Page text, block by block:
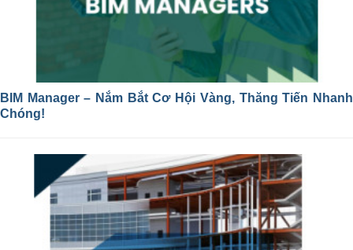
BIM Manager – Nắm Bắt Cơ Hội Vàng, Thăng Tiến Nhanh
Chóng!